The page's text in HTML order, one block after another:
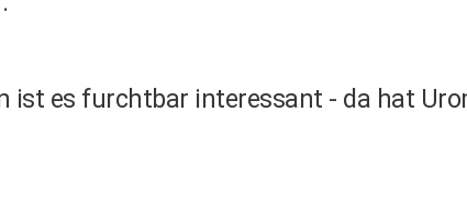
es furchtbar interessant - da hat